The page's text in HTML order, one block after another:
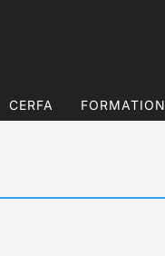
CERFA FORMATION